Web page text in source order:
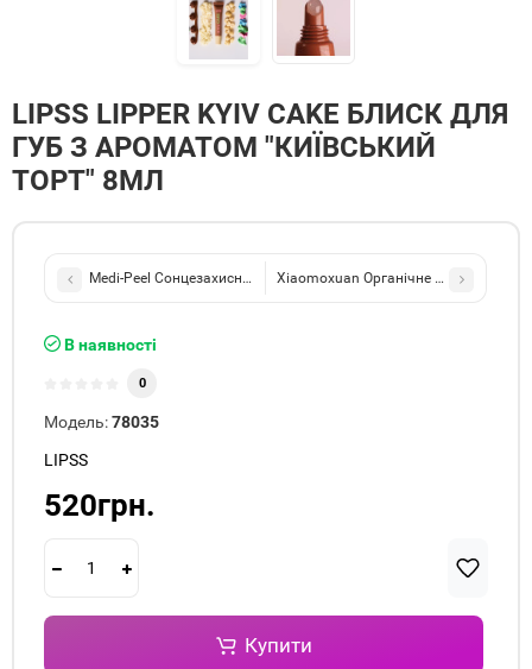
LIPSS LIPPER KYIV CAKE БЛИСК ДЛЯ
ГУБ З АРОМАТОМ "КИЇВСЬКИЙ
ТОРТ" 8МЛ
Medi-Peel Сонцезахисна сироватка для обличчя Mooltox
Xiaomoxuan Органічне крем-мило на
В наявності
0
Модель:78035
LIPSS
520грн.
Купити